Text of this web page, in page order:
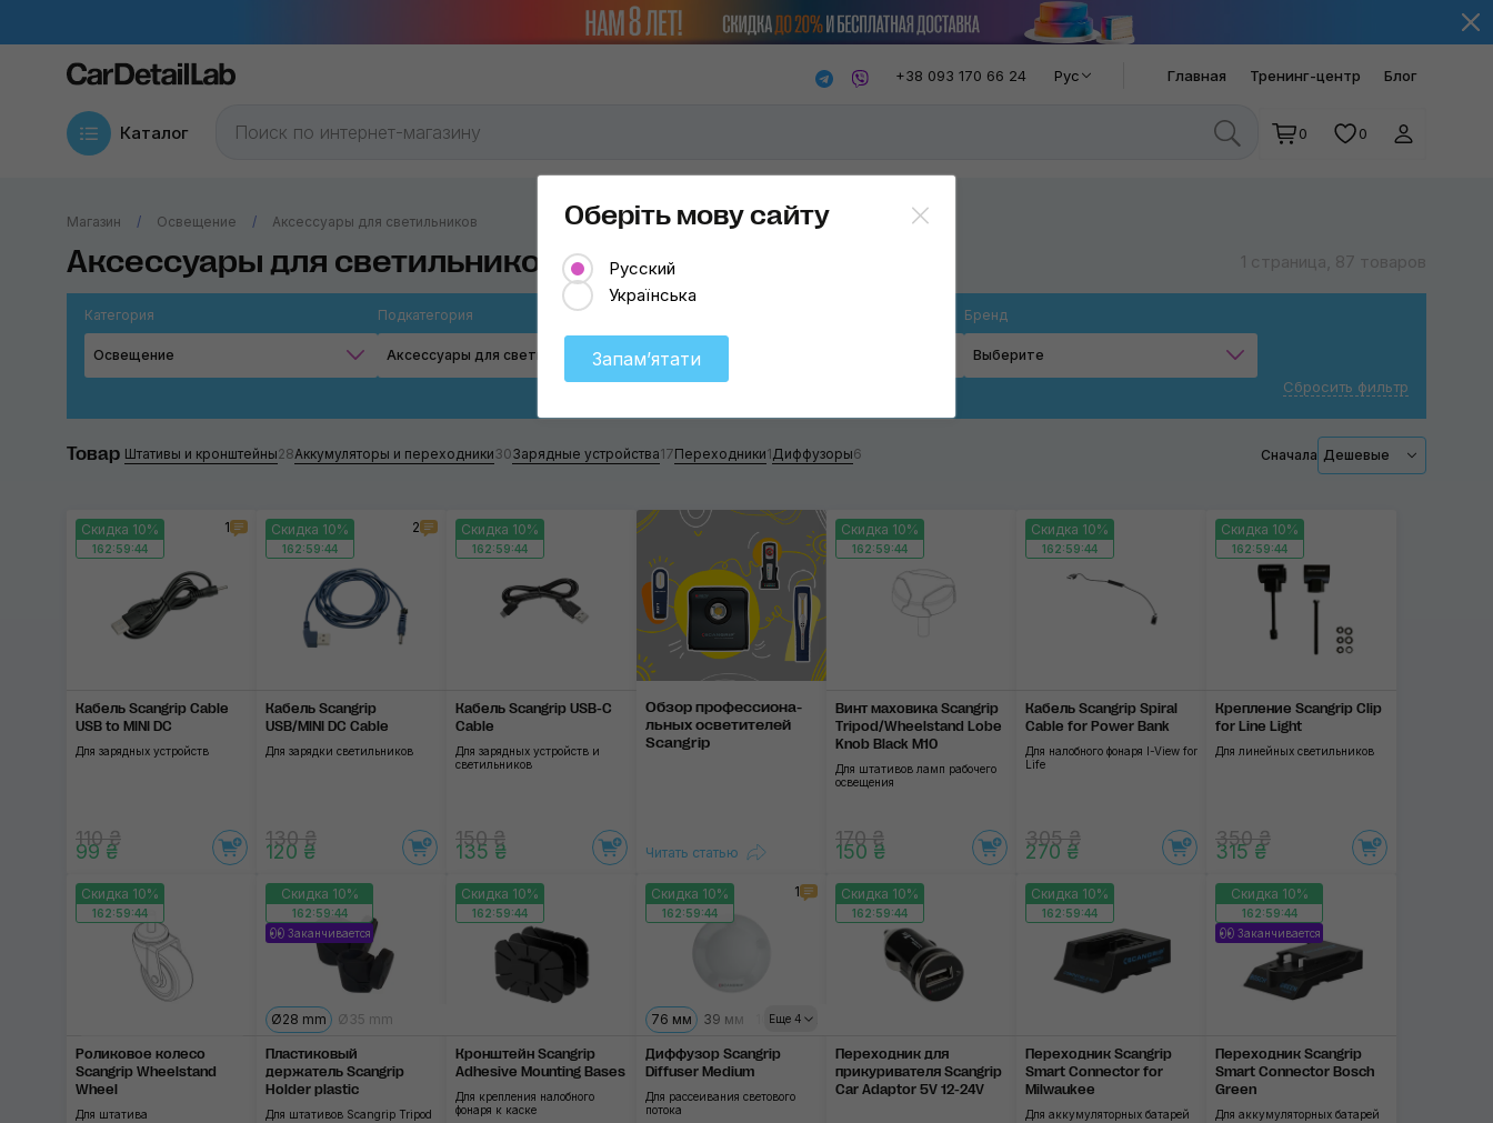
+38 093 170 66 24 Рус Главная Тренинг-центр Блог
Каталог 0 0
Магазин Освещение Аксессуары для светильников
Аксессуары для светильников 1 страница, 87 товаров
Категория
Освещение
Подкатегория
Аксессуары для светильников Выберите
Аккумуляторы и переходники
Переходники
Диффузоры
Применить
Бренд
Выберите
Сбросить фильтр
Товар Штативы и кронштейны28Аккумуляторы и переходники30Зарядные устройства17Переходники1Диффузоры6 Сначала Дешевые
Скидка 10%
162:59:44
1
Кабель Scangrip Cable
USB to MINI DC
Для зарядных устройств
110 ₴
99 ₴
Скидка 10%
162:59:44
2
Кабель Scangrip
USB/MINI DC Cable
Для зарядки светильников
130 ₴
120 ₴
Скидка 10%
162:59:44
Кабель Scangrip USB-C
Cable
Для зарядных устройств и
светильников
150 ₴
135 ₴
Обзор профессиона­
ль­ных осветите­лей
Scangrip
Читать статью
Скидка 10%
162:59:44
Винт маховика Scangrip
Tripod/Wheelstand Lobe
Knob Black M10
Для штативов ламп рабочего
освещения
170 ₴
150 ₴
Скидка 10%
162:59:44
Кабель Scangrip Spiral
Cable for Power Bank
Для налобного фонаря I-View for
Life
305 ₴
270 ₴
Скидка 10%
162:59:44
Крепление Scangrip Clip
for Line Light
Для линейных светильников
350 ₴
315 ₴
Скидка 10%
162:59:44
Роликовое колесо
Scangrip Wheelstand
Wheel
Для штатива
Скидка 10%
162:59:44
Заканчивается
Ø28 mm Ø35 mm
Пластиковый
держатель Scangrip
Holder plastic
Для штативов Scangrip Tripod
Скидка 10%
162:59:44
Кронштейн Scangrip
Adhesive Mounting Bases
Для крепления налобного
фонаря к каске
Скидка 10%
162:59:44
1
Еще 4
76 мм 39 мм 106 мм
Диффузор Scangrip
Diffuser Medium
Для рассеивания светового
потока
Скидка 10%
162:59:44
Переходник для
прикуривателя Scangrip
Car Adaptor 5V 12-24V
Скидка 10%
162:59:44
Переходник Scangrip
Smart Connector for
Milwaukee
Для аккумуляторных батарей
Скидка 10%
162:59:44
Заканчивается
Переходник Scangrip
Smart Connector Bosch
Green
Для аккумуляторных батарей
Оберіть мову сайту
Русский
Українська
Запамʼятати